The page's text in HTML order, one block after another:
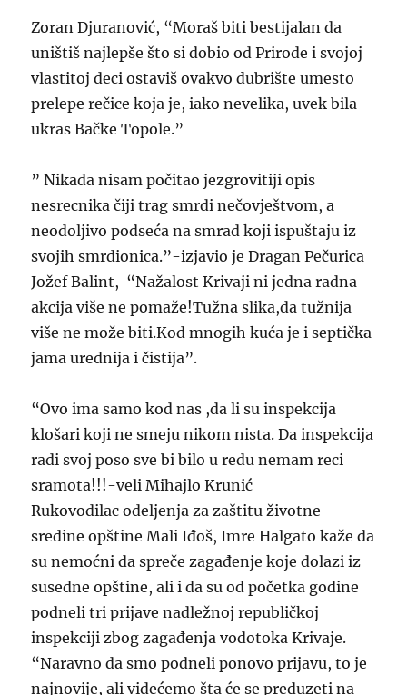
Zoran Djuranović, “Moraš biti bestijalan da
uništiš najlepše što si dobio od Prirode i svojoj
vlastitoj deci ostaviš ovakvo đubrište umesto
prelepe rečice koja je, iako nevelika, uvek bila
ukras Bačke Topole.”
”Nikada nisam počitao jezgrovitiji opis
nesrecnika čiji trag smrdi nečovještvom, a
neodoljivo podseća na smrad koji ispuštaju iz
svojih smrdionica.”-izjavio je Dragan Pečurica
Jožef Balint, “Nažalost Krivaji ni jedna radna
akcija više ne pomaže!Tužna slika,da tužnija
više ne može biti.Kod mnogih kuća je i septička
jama urednija i čistija”.
“Ovo ima samo kod nas ,da li su inspekcija
klošari koji ne smeju nikom nista. Da inspekcija
radi svoj poso sve bi bilo u redu nemam reci
sramota!!!-veli Mihajlo Krunić
Rukovodilac odeljenja za zaštitu životne
sredine opštine Mali Iđoš, Imre Halgato kaže da
su nemoćni da spreče zagađenje koje dolazi iz
susedne opštine, ali i da su od početka godine
podneli tri prijave nadležnoj republičkoj
inspekciji zbog zagađenja vodotoka Krivaje.
“Naravno da smo podneli ponovo prijavu, to je
najnovije, ali videćemo šta će se preduzeti na